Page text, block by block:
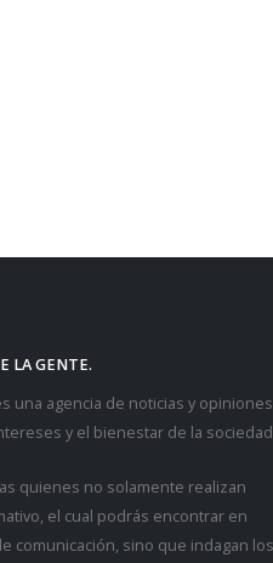
LA GENTE.
una agencia de noticias y
y el bienestar de la
quienes no solamente realizan
el cual podrás encontrar en
comunicación, sino que indagan los